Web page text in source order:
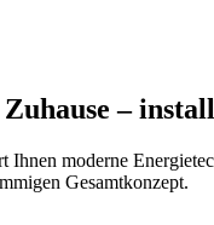
–
moderne
Gesamtkonzept.